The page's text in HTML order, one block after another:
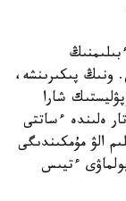
ونىڭ پىكىرىنشە،
شارا
ەلىندە ءساتتى
الۋ مۇمكىندىگى
ءتيىس